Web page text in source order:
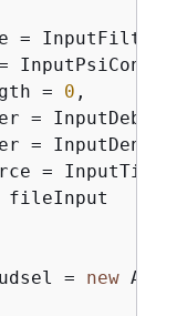
=
=
0 ,
=
=
=
fileInput
=
new